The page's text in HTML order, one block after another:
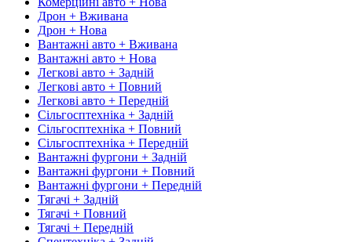
Дрон + Вживана
Дрон + Нова
Вантажні авто + Вживана
Вантажні авто + Нова
Легкові авто + Задній
Легкові авто + Повний
Легкові авто + Передній
Сільгосптехніка + Задній
Сільгосптехніка + Повний
Сільгосптехніка + Передній
Вантажні фургони + Задній
Вантажні фургони + Повний
Вантажні фургони + Передній
Тягачі + Задній
Тягачі + Повний
Тягачі + Передній